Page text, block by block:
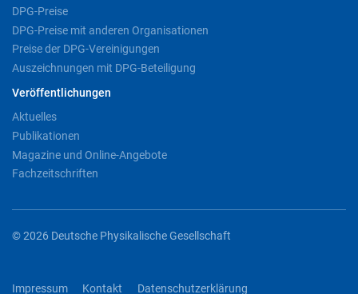
DPG-Preise
DPG-Preise mit anderen Organisationen
Preise der DPG-Vereinigungen
Auszeichnungen mit DPG-Beteiligung
Veröffentlichungen
Aktuelles
Publikationen
Magazine und Online-Angebote
Fachzeitschriften
© 2026 Deutsche Physikalische Gesellschaft
Impressum Kontakt Datenschutzerklärung